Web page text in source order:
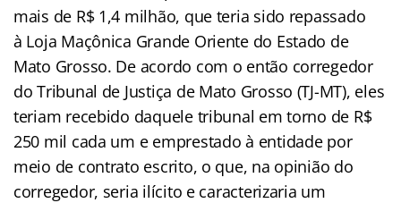
mais de R$ 1,4 milhão, que teria sido repassado
à Loja Maçônica Grande Oriente do Estado de
Mato Grosso. De acordo com o então corregedor
do Tribunal de Justiça de Mato Grosso (TJ-MT), eles
teriam recebido daquele tribunal em torno de R$
250 mil cada um e emprestado à entidade por
meio de contrato escrito, o que, na opinião do
corregedor, seria ilícito e caracterizaria um